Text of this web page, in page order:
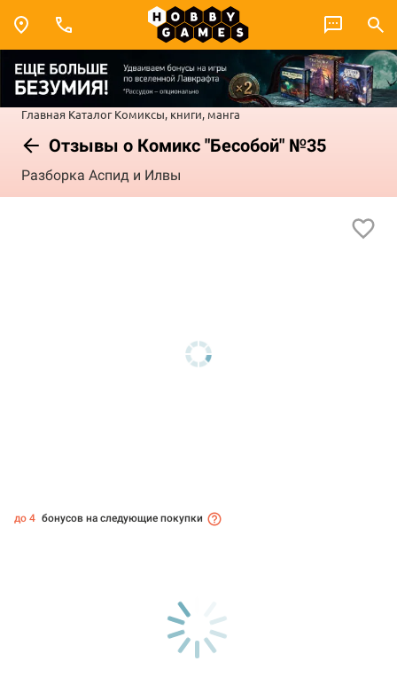
Главная Каталог Комиксы, книги, манга
Отзывы о Комикс "Бесобой" №35
Разборка Аспид и Илвы
до 4 бонусов на следующие покупки